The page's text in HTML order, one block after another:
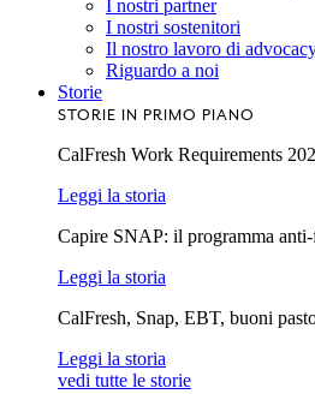
I nostri partner
I nostri sostenitori
Il nostro lavoro di
Riguardo a noi
Storie
STORIE IN PRIMO PIANO
CalFresh Work Requirements
Leggi la storia
Capire SNAP: il programma
Leggi la storia
CalFresh, Snap, EBT, buoni
Leggi la storia
vedi tutte le storie